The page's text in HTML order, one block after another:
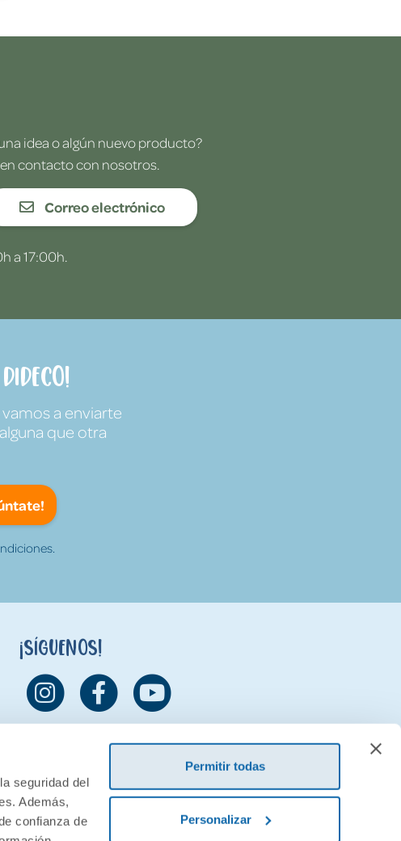
seguridad del
Además,
confianza de
Permitir todas
Personalizar
idea o algún nuevo producto?
contacto con nosotros.
Correo electrónico
a 17:00h.
a enviarte
que otra
¡Síguenos!